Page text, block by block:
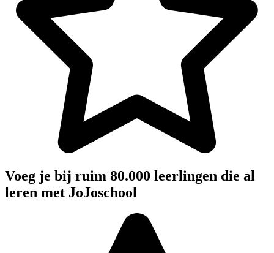
Voeg je bij ruim 80.000 leerlingen die al
leren met JoJoschool